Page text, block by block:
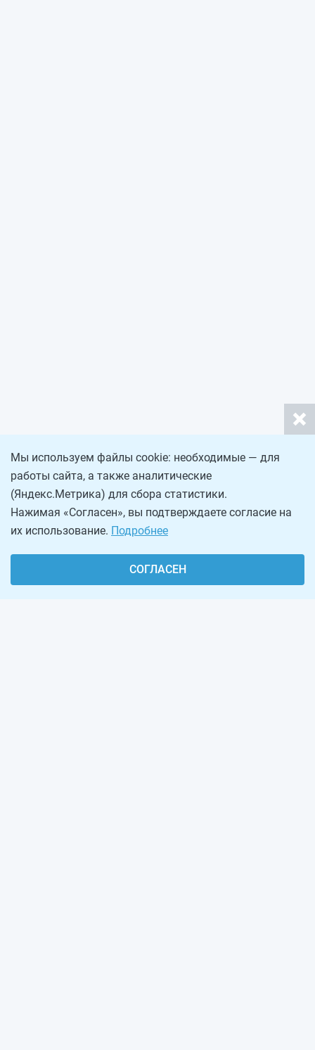
Мы используем файлы cookie: необходимые — для
работы сайта, а также аналитические
(Яндекс.Метрика) для сбора статистики.
Нажимая «Согласен», вы подтверждаете согласие на
их использование. Подробнее
СОГЛАСЕН